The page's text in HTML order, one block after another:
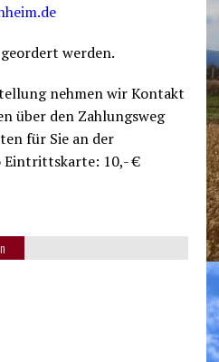
werden.
nehmen wir Kontakt
über den Zahlungsweg
für Sie an der
Eintrittskarte: 10,- €